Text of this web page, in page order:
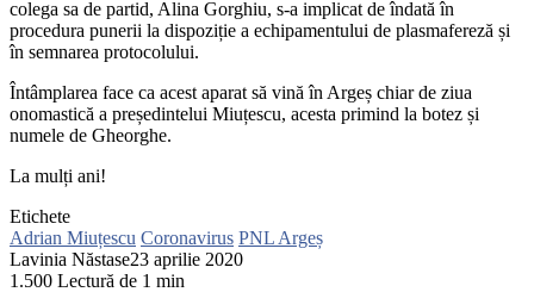
colega sa de partid, Alina Gorghiu, s-a implicat de îndată în
procedura punerii la dispoziție a echipamentului de plasmafereză și
în semnarea protocolului.
Întâmplarea face ca acest aparat să vină în Argeș chiar de ziua
onomastică a președintelui Miuțescu, acesta primind la botez și
numele de Gheorghe.
La mulți ani!
Etichete
Adrian Miuțescu Coronavirus PNL Argeș
Lavinia Năstase23 aprilie 2020
1.500 Lectură de 1 min